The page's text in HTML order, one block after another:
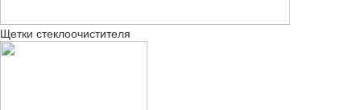
Щетки стеклоочистителя